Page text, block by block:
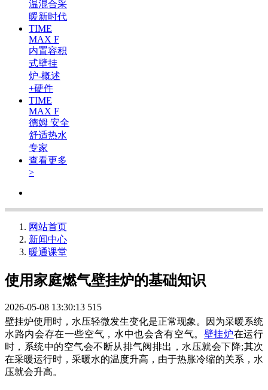
温混合采
暖新时代
TIME
MAX F
内置容积
式壁挂
炉-概述
+硬件
TIME
MAX F
德姆 安全
舒适热水
专家
查看更多
>
网站首页
新闻中心
暖通课堂
使用家庭燃气壁挂炉的基础知识
2026-05-08 13:30:13 515
壁挂炉使用时，水压轻微发生变化是正常现象。因为采暖系统
水路内会存在一些空气，水中也会含有空气。 壁挂炉在运行
时，系统中的空气会不断从排气阀排出，水压就会下降;其次
在采暖运行时，采暖水的温度升高，由于热胀冷缩的关系，水
压就会升高。